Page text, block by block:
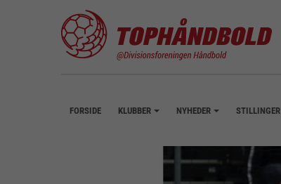
FORSIDE KLUBBER NYHEDER STILLINGER